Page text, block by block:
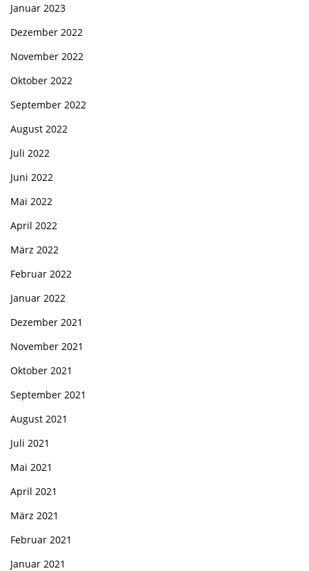
Januar 2023
Dezember 2022
November 2022
Oktober 2022
September 2022
August 2022
Juli 2022
Juni 2022
Mai 2022
April 2022
März 2022
Februar 2022
Januar 2022
Dezember 2021
November 2021
Oktober 2021
September 2021
August 2021
Juli 2021
Mai 2021
April 2021
März 2021
Februar 2021
Januar 2021